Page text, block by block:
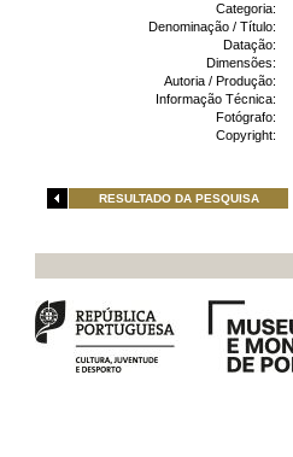
Categoria:
Denominação / Título:
Datação:
Dimensões:
Autoria / Produção:
Informação Técnica:
Fotógrafo:
Copyright:
RESULTADO DA PESQUISA